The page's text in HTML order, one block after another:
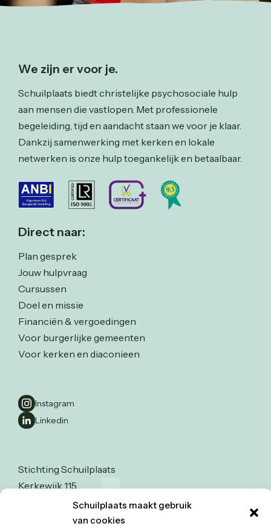
Schuilplaats maakt gebruik
van cookies
We zijn er voor je.
Schuilplaats biedt christelijke psychosociale hulp
aan mensen die vastlopen. Met professionele
begeleiding, tijd en aandacht staan we voor je klaar.
Dankzij samenwerking met kerken en lokale
netwerken is onze hulp toegankelijk en betaalbaar.
Direct naar:
Plan gesprek
Jouw hulpvraag
Cursussen
Doel en missie
Financiën & vergoedingen
Voor burgerlijke gemeenten
Voor kerken en diaconieen
Instagram
Linkedin
Stichting Schuilplaats
Kerkewijk 115
3904 JA Veenendaal
0318-526123